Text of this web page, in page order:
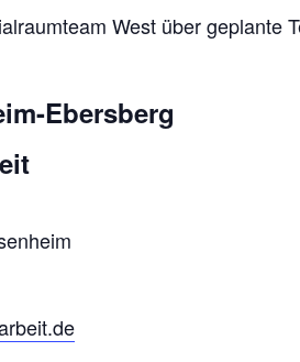
West über geplante
Ebersberg